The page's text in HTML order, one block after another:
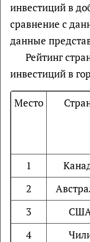
инвестиций в
сравнение с
данные
Рейтинг
инвестиций в
Место
1
2
3
4